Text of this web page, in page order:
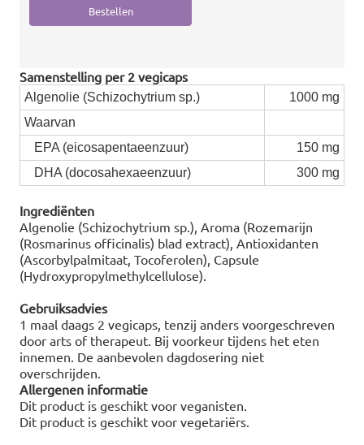
Samenstelling per 2 vegicaps
Algenolie (Schizochytrium sp.)
1000 mg
Waarvan
EPA (eicosapentaeenzuur)
150 mg
DHA (docosahexaeenzuur)
300 mg
Ingrediënten
Algenolie (Schizochytrium sp.), Aroma (Rozemarijn
(Rosmarinus officinalis) blad extract), Antioxidanten
(Ascorbylpalmitaat, Tocoferolen), Capsule
(Hydroxypropylmethylcellulose).
Gebruiksadvies
1 maal daags 2 vegicaps, tenzij anders voorgeschreven
door arts of therapeut. Bij voorkeur tijdens het eten
innemen. De aanbevolen dagdosering niet
overschrijden.
Allergenen informatie
Dit product is geschikt voor veganisten.
Dit product is geschikt voor vegetariërs.